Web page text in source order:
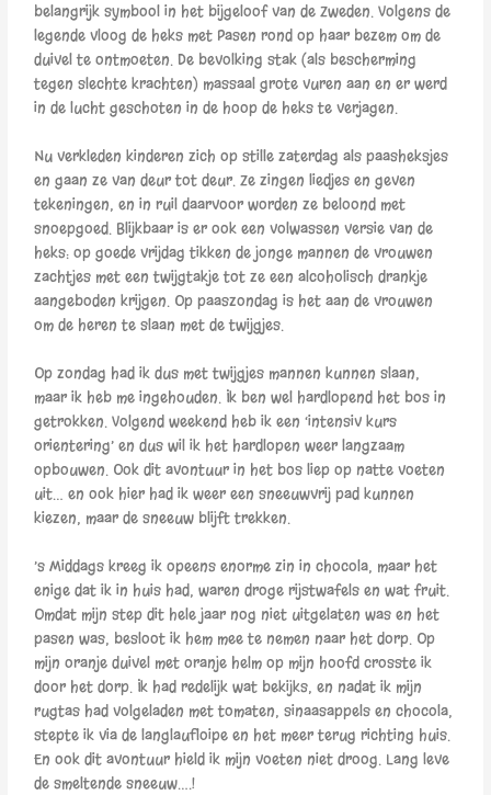
belangrijk symbool in het bijgeloof van de Zweden. Volgens de
legende vloog de heks met Pasen rond op haar bezem om de
duivel te ontmoeten. De bevolking stak (als bescherming
tegen slechte krachten) massaal grote vuren aan en er werd
in de lucht geschoten in de hoop de heks te verjagen.
Nu verkleden kinderen zich op stille zaterdag als paasheksjes
en gaan ze van deur tot deur. Ze zingen liedjes en geven
tekeningen, en in ruil daarvoor worden ze beloond met
snoepgoed. Blijkbaar is er ook een volwassen versie van de
heks: op goede vrijdag tikken de jonge mannen de vrouwen
zachtjes met een twijgtakje tot ze een alcoholisch drankje
aangeboden krijgen. Op paaszondag is het aan de vrouwen
om de heren te slaan met de twijgjes.
Op zondag had ik dus met twijgjes mannen kunnen slaan,
maar ik heb me ingehouden. Ik ben wel hardlopend het bos in
getrokken. Volgend weekend heb ik een ‘intensiv kurs
orientering’ en dus wil ik het hardlopen weer langzaam
opbouwen. Ook dit avontuur in het bos liep op natte voeten
uit… en ook hier had ik weer een sneeuwvrij pad kunnen
kiezen, maar de sneeuw blijft trekken.
’s Middags kreeg ik opeens enorme zin in chocola, maar het
enige dat ik in huis had, waren droge rijstwafels en wat fruit.
Omdat mijn step dit hele jaar nog niet uitgelaten was en het
pasen was, besloot ik hem mee te nemen naar het dorp. Op
mijn oranje duivel met oranje helm op mijn hoofd crosste ik
door het dorp. Ik had redelijk wat bekijks, en nadat ik mijn
rugtas had volgeladen met tomaten, sinaasappels en chocola,
stepte ik via de langlaufloipe en het meer terug richting huis.
En ook dit avontuur hield ik mijn voeten niet droog. Lang leve
de smeltende sneeuw….!